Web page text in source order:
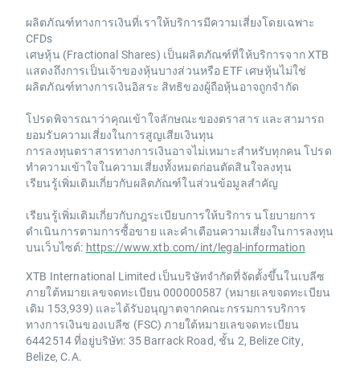
ผลิตภัณฑ์ทางการเงินที่เราให้บริการมีความเสี่ยงโดยเฉพาะ
CFDs
เศษหุ้น (Fractional Shares) เป็นผลิตภัณฑ์ที่ให้บริการจาก XTB
แสดงถึงการเป็นเจ้าของหุ้นบางส่วนหรือ ETF เศษหุ้นไม่ใช่
ผลิตภัณฑ์ทางการเงินอิสระ สิทธิของผู้ถือหุ้นอาจถูกจำกัด
โปรดพิจารณาว่าคุณเข้าใจลักษณะของตราสาร และสามารถ
ยอมรับความเสี่ยงในการสูญเสียเงินทุน
การลงทุนตราสารทางการเงินอาจไม่เหมาะสำหรับทุกคน โปรด
ทำความเข้าใจในความเสี่ยงทั้งหมดก่อนตัดสินใจลงทุน
เรียนรู้เพิ่มเติมเกี่ยวกับผลิตภัณฑ์ในส่วนข้อมูลสำคัญ
เรียนรู้เพิ่มเติมเกี่ยวกับกฎระเบียบการให้บริการ นโยบายการ
ดำเนินการตามการซื้อขาย และคำเตือนความเสี่ยงในการลงทุน
บนเว็บไซต์: https://www.xtb.com/int/legal-information
XTB International Limited เป็นบริษัทจำกัดที่จัดตั้งขึ้นในเบลีซ
ภายใต้หมายเลขจดทะเบียน 000000587 (หมายเลขจดทะเบียน
เดิม 153,939) และได้รับอนุญาตจากคณะกรรมการบริการ
ทางการเงินของเบลีซ (FSC) ภายใต้หมายเลขจดทะเบียน
6442514 ที่อยู่บริษัท: 35 Barrack Road, ชั้น 2, Belize City,
Belize, C.A.